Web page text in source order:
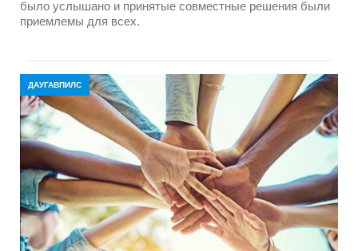
было услышано и принятые совместные решения были
приемлемы для всех.
ДАУГАВПИЛС